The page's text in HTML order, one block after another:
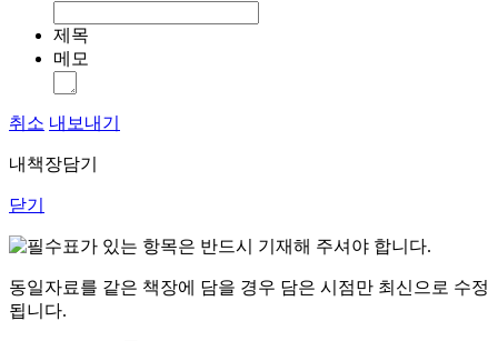
제목
메모
취소 내보내기
내책장담기
닫기
표가 있는 항목은 반드시 기재해 주셔야 합니다.
동일자료를 같은 책장에 담을 경우 담은 시점만 최신으로 수정
됩니다.